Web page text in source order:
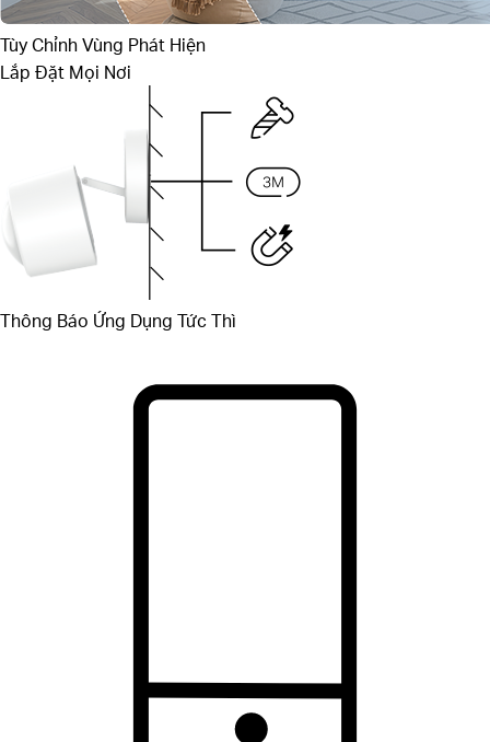
Tùy Chỉnh Vùng Phát Hiện
Lắp Đặt Mọi Nơi
Thông Báo Ứng Dụng Tức Thì